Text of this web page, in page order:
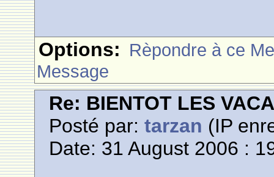
Options: Rèpondre à ce
Message
Re: BIENTOT LES
Posté par:tarzan (IP
Date: 31 August 2006 :